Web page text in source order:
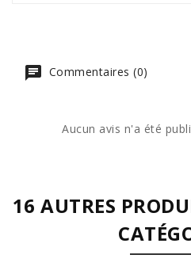
Commentaires (0)
Aucun avis n'a été
16 AUTRES